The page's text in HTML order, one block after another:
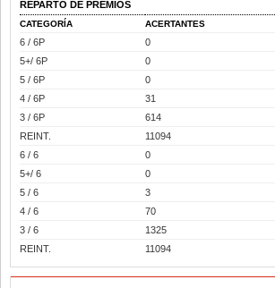
REPARTO DE PREMIOS
CATEGORÍA ACERTANTES
6 / 6P 0
5+/ 6P
0
5 / 6P
0
4 / 6P
31
3 / 6P
614
REINT.
11094
6 / 6
0
5+/ 6
0
5 / 6
3
4 / 6
70
3 / 6
1325
REINT.
11094